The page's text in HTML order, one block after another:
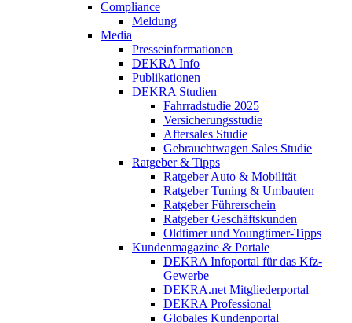
Compliance
Meldung
Media
Presseinformationen
DEKRA Info
Publikationen
DEKRA Studien
Fahrradstudie 2025
Versicherungsstudie
Aftersales Studie
Gebrauchtwagen Sales Studie
Ratgeber & Tipps
Ratgeber Auto & Mobilität
Ratgeber Tuning & Umbauten
Ratgeber Führerschein
Ratgeber Geschäftskunden
Oldtimer und Youngtimer-Tipps
Kundenmagazine & Portale
DEKRA Infoportal für das Kfz-
Gewerbe
DEKRA.net Mitgliederportal
DEKRA Professional
Globales Kundenportal